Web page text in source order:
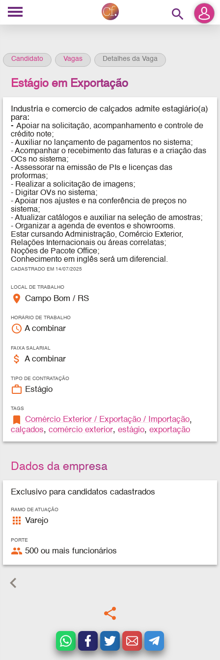
search
Candidato Vagas Detalhes da Vaga
Estágio em Exportação
Industria e comercio de calçados admite estagiário(a)
para:
-Apoiar na solicitação, acompanhamento e controle de
crédito note;
- Auxiliar no lançamento de pagamentos no sistema;
- Acompanhar o recebimento das faturas e a criação das
OCs no sistema;
- Assessorar na emissão de PIs e licenças das
proformas;
- Realizar a solicitação de imagens;
- Digitar OVs no sistema;
- Apoiar nos ajustes e na conferência de preços no
sistema;
- Atualizar catálogos e auxiliar na seleção de amostras;
- Organizar a agenda de eventos e showrooms.
Estar cursando Administração, Comércio Exterior,
Relações Internacionais ou áreas correlatas;
Noções de Pacote Office;
Conhecimento em inglês será um diferencial.
CADASTRADO EM 14/07/2025
LOCAL DE TRABALHO
place Campo Bom / RS
HORÁRIO DE TRABALHO
access_time A combinar
FAIXA SALARIAL
attach_money A combinar
TIPO DE CONTRATAÇÃO
work_outline Estágio
TAGS
bookmark Comércio Exterior / Exportação / Importação,
calçados,comércio exterior,estágio,exportação
Dados da empresa
Exclusivo para candidatos cadastrados
RAMO DE ATUAÇÃO
apps Varejo
PORTE
people 500 ou mais funcionários
keyboard_arrow_left
share